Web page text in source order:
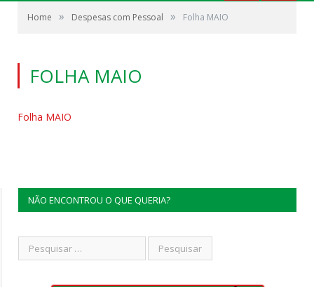
Home » Despesas com Pessoal » Folha MAIO
FOLHA MAIO
Folha MAIO
NÃO ENCONTROU O QUE QUERIA?